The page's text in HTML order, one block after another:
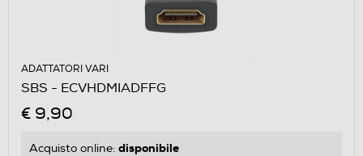
ADATTATORI VARI
SBS - ECVHDMIADFFG
€ 9,90
Acquisto online: disponibile